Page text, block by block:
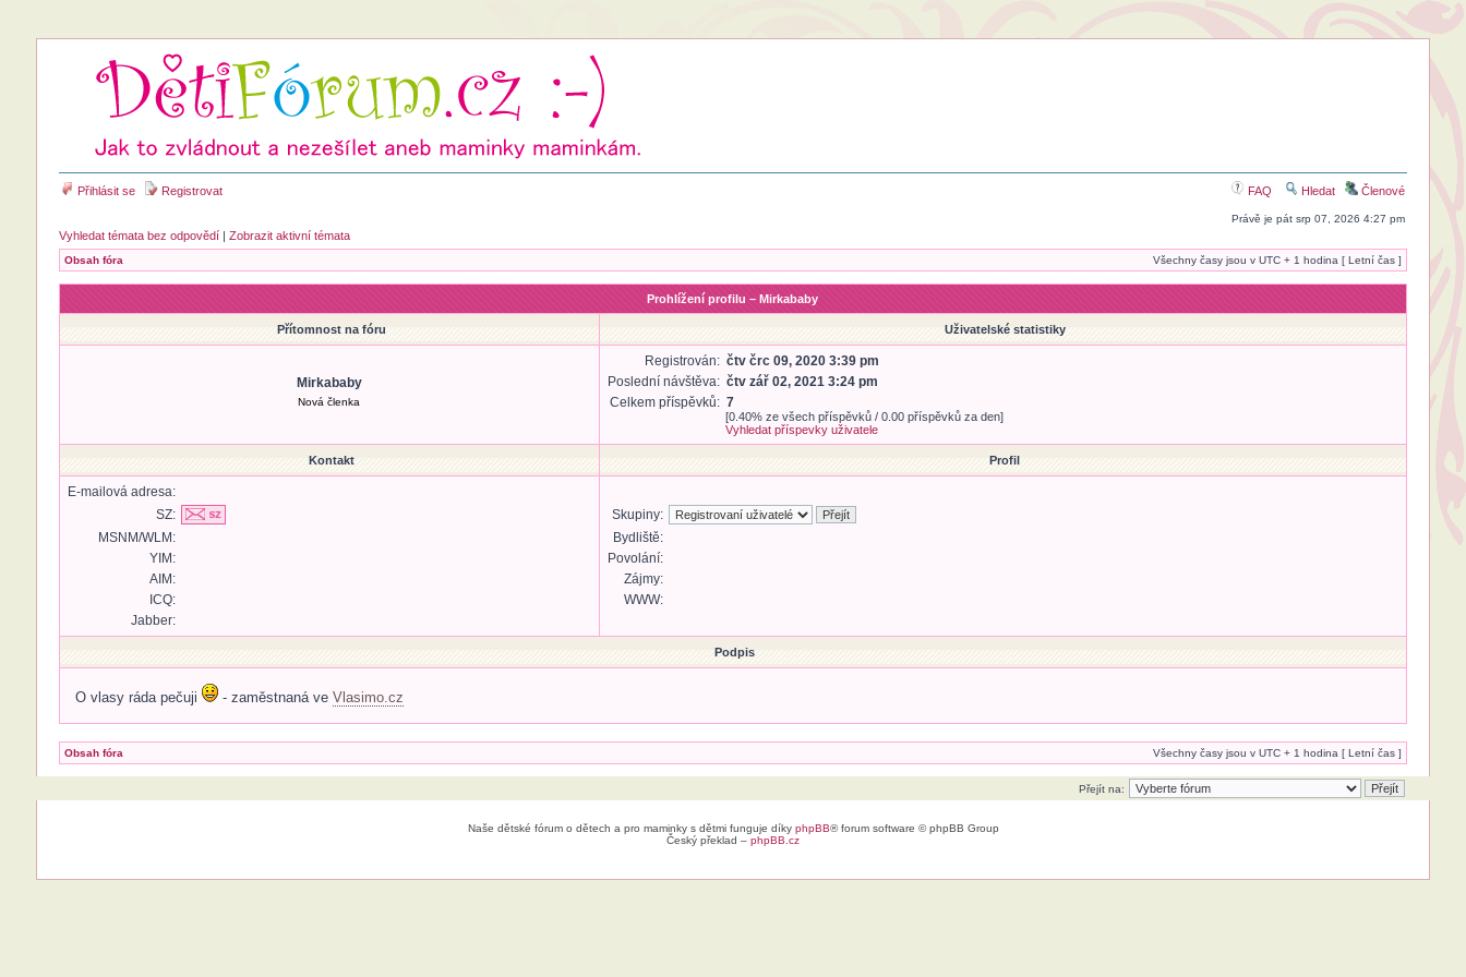
Přihlásit se Registrovat FAQ Hledat Členové
Právě je pát srp 07, 2026 4:27 pm
Vyhledat témata bez odpovědí| Zobrazit aktivní témata
Obsah fóra Všechny časy jsou v UTC + 1 hodina [ Letní čas ]
Prohlížení profilu – Mirkababy
Přítomnost na fóru Uživatelské statistiky
Mirkababy
Nová členka
Registrován: čtv črc 09, 2020 3:39 pm
Poslední návštěva: čtv zář 02, 2021 3:24 pm
Celkem příspěvků: 7
[0.40% ze všech příspěvků / 0.00 příspěvků za den]
Vyhledat příspevky uživatele
Kontakt Profil
E-mailová adresa:
SZ:
MSNM/WLM:
YIM:
AIM:
ICQ:
Jabber:
Skupiny:
Bydliště:
Povolání:
Zájmy:
WWW:
Podpis
O vlasy ráda pečuji - zaměstnaná ve Vlasimo.cz
Obsah fóra Všechny časy jsou v UTC + 1 hodina [ Letní čas ]
Přejít na:
Naše dětské fórum o dětech a pro maminky s dětmi funguje díky phpBB® forum software © phpBB Group
Český překlad – phpBB.cz